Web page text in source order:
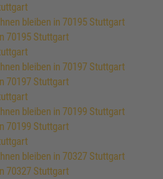
bleiben in 70195 Stuttgart
70195 Stuttgart
bleiben in 70197 Stuttgart
70197 Stuttgart
bleiben in 70199 Stuttgart
70199 Stuttgart
bleiben in 70327 Stuttgart
70327 Stuttgart